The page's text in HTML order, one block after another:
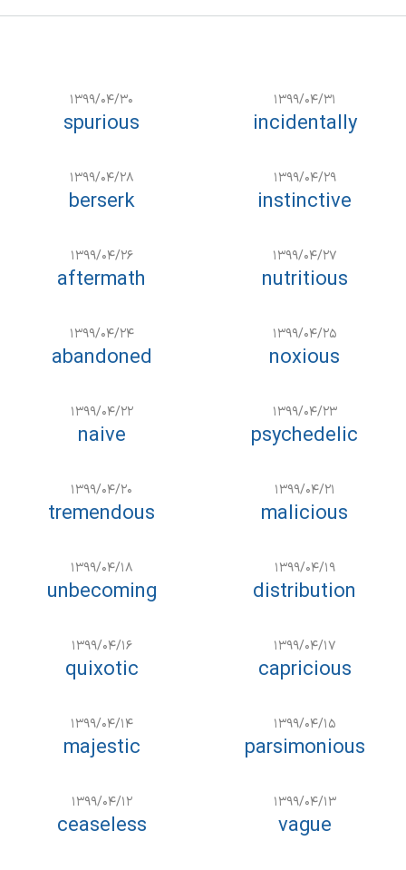
۱۳۹۹/۰۴/۳۱
incidentally
۱۳۹۹/۰۴/۳۰
spurious
۱۳۹۹/۰۴/۲۹
instinctive
۱۳۹۹/۰۴/۲۸
berserk
۱۳۹۹/۰۴/۲۷
nutritious
۱۳۹۹/۰۴/۲۶
aftermath
۱۳۹۹/۰۴/۲۵
noxious
۱۳۹۹/۰۴/۲۴
abandoned
۱۳۹۹/۰۴/۲۳
psychedelic
۱۳۹۹/۰۴/۲۲
naive
۱۳۹۹/۰۴/۲۱
malicious
۱۳۹۹/۰۴/۲۰
tremendous
۱۳۹۹/۰۴/۱۹
distribution
۱۳۹۹/۰۴/۱۸
unbecoming
۱۳۹۹/۰۴/۱۷
capricious
۱۳۹۹/۰۴/۱۶
quixotic
۱۳۹۹/۰۴/۱۵
parsimonious
۱۳۹۹/۰۴/۱۴
majestic
۱۳۹۹/۰۴/۱۳
vague
۱۳۹۹/۰۴/۱۲
ceaseless